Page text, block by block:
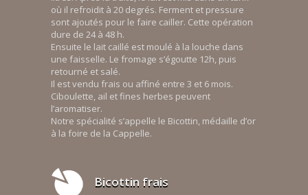
où il refroidit à 20 degrés. Ferment et pressure
sont ajoutés pour le faire cailler. Cette opération
dure de 24 à 48 h.
Ensuite le lait caillé est moulé à la louche dans
une faisselle. Le fromage s’égoutte 12h, puis
retourné et salé.
Il est vendu frais ou affiné entre 3 et 6 mois.
Ciboulette, ail et fines herbes peuvent
l’aromatiser.
Notre spécialité s’appelle le Bicottin, médaille d’or
à la foire de la Cappelle.
Bicottin frais